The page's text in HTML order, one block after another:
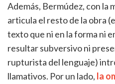
Además, Bermúdez, con la
articula el resto de la obra
texto que ni en la forma ni
resultar subversivo ni
rupturista del lenguaje)
llamativos. Por un lado, la